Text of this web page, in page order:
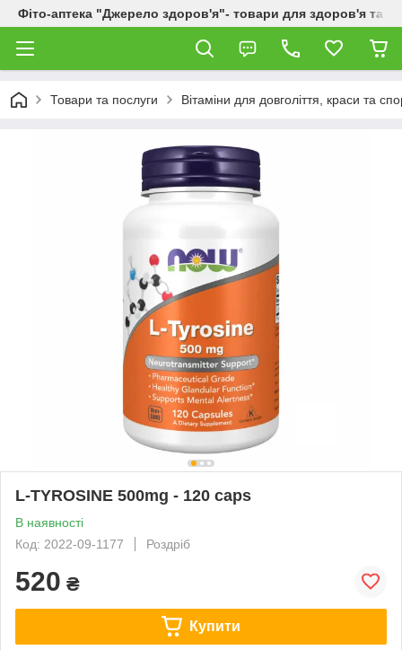
Фіто-аптека "Джерело здоров'я"- товари для здоров'я та
Товари та послуги Вітаміни для довголіття, краси та
L-TYROSINE 500mg - 120 caps
В наявності
Код: 2022-09-1177
Роздріб
520 ₴
Купити